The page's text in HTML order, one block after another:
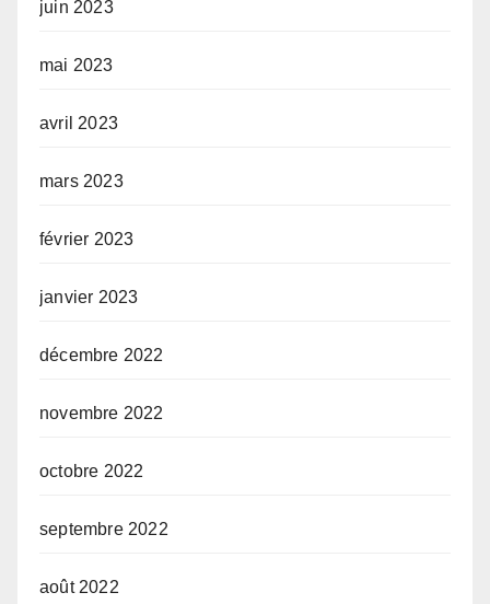
juin 2023
mai 2023
avril 2023
mars 2023
février 2023
janvier 2023
décembre 2022
novembre 2022
octobre 2022
septembre 2022
août 2022